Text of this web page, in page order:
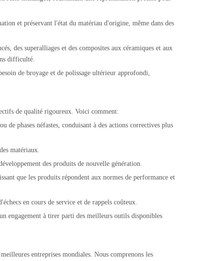
et préservant l'état du matériau d'origine, même dans des
des superalliages et des composites aux céramiques et aux
difficulté.
de broyage et de polissage ultérieur approfondi,
de qualité rigoureux. Voici comment:
de phases néfastes, conduisant à des actions correctives plus
matériaux.
des produits de nouvelle génération.
que les produits répondent aux normes de performance et
en cours de service et de rappels coûteux.
engagement à tirer parti des meilleurs outils disponibles
meilleures entreprises mondiales. Nous comprenons les